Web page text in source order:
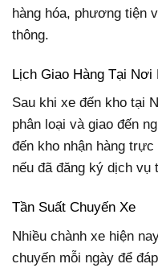
hàng hóa, phương tiện
thông.
Lịch Giao Hàng Tại Nơi
Sau khi xe đến kho tại
phân loại và giao đến
đến kho nhận hàng
nếu đã đăng ký dịch vụ
Tần Suất Chuyến Xe
Nhiều chành xe hiện
chuyến mỗi ngày để